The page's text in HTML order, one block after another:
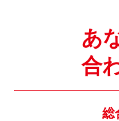
あ
合
総